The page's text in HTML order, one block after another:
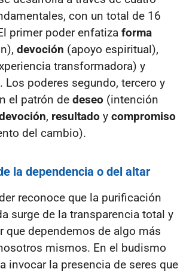
con un total de 16
primer poder enfatiza forma
devoción (apoyo espiritual),
transformadora) y
. Los poderes segundo, tercero y
el patrón de deseo (intención
, resultado y compromiso
del cambio).
la dependencia o del altar
reconoce que la purificación
surge de la transparencia total y
que dependemos de algo más
mismos. En el budismo
invocar la presencia de seres que